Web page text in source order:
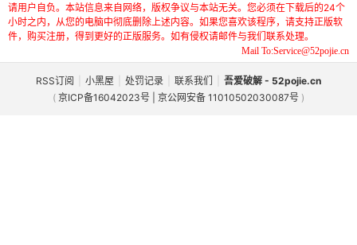
请用户自负。本站信息来自网络，版权争议与本站无关。您必须在下载后的24个
小时之内，从您的电脑中彻底删除上述内容。如果您喜欢该程序，请支持正版软
件，购买注册，得到更好的正版服务。如有侵权请邮件与我们联系处理。
Mail To:Service@52pojie.cn
RSS订阅 小黑屋 处罚记录 联系我们
吾爱破解 - 52pojie.cn
( 京ICP备16042023号 | 京公网安备 11010502030087号 )